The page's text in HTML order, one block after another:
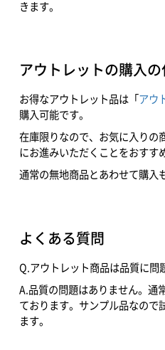
きます。
アウトレットの購入の
お得なアウトレット品は「 アウ
購入可能です。
在庫限りなので、お気に入りの
にお進みいただくことをおすす
通常の無地商品とあわせて購入
よくある質問
Q.アウトレット商品は品質に問
A.品質の問題はありません。通
ております。サンプル品なので
ます。